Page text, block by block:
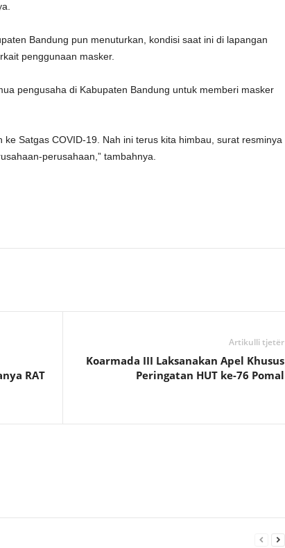
Bandung pun menuturkan, kondisi saat ini di lapangan
penggunaan masker.
pengusaha di Kabupaten Bandung untuk memberi masker
ke Satgas COVID-19. Nah ini terus kita himbau, surat resminya
perusahaan,” tambahnya.
RAT
Artikulli tjetër
Koarmada III Laksanakan Apel Khusus
Peringatan HUT ke-76 Pomal